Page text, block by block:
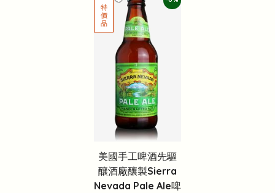
美國手工啤酒先驅
釀酒廠釀製Sierra
Nevada Pale Ale啤